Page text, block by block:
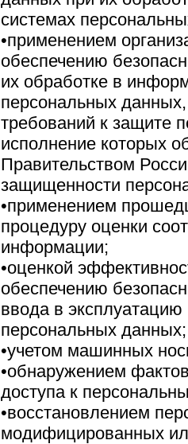
системах
•применением
обеспечению
их обработке в
персональных
требований к защите
исполнение которых
Правительством
защищенности
•применением
процедуру оценки
информации;
•оценкой
обеспечению
ввода в
персональных данных;
•учетом машинных
•обнаружением
доступа к
•восстановлением
модифицированных